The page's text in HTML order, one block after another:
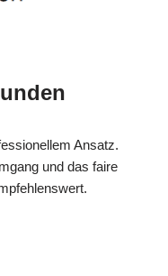
Ansatz.
und das faire